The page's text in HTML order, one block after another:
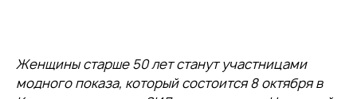
Женщины старше 50 лет станут участницами
модного показа, который состоится 8 октября в